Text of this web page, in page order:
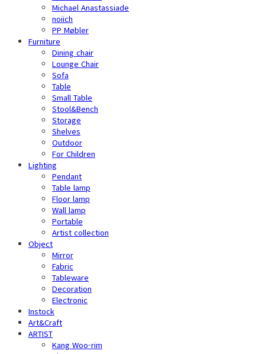
Michael Anastassiade
noiich
PP Møbler
Furniture
Dining chair
Lounge Chair
Sofa
Table
Small Table
Stool&Bench
Storage
Shelves
Outdoor
For Children
Lighting
Pendant
Table lamp
Floor lamp
Wall lamp
Portable
Artist collection
Object
Mirror
Fabric
Tableware
Decoration
Electronic
Instock
Art&Craft
ARTIST
Kang Woo-rim